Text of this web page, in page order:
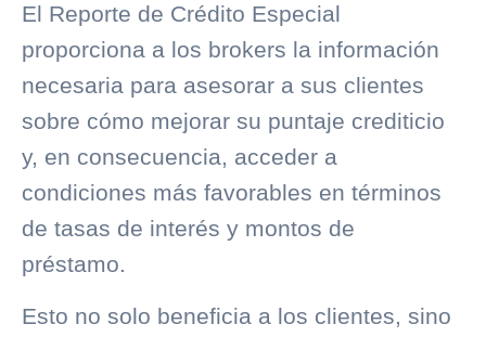
El Reporte de Crédito Especial
proporciona a los brokers la información
necesaria para asesorar a sus clientes
sobre cómo mejorar su puntaje crediticio
y, en consecuencia, acceder a
condiciones más favorables en términos
de tasas de interés y montos de
préstamo.
Esto no solo beneficia a los clientes, sino